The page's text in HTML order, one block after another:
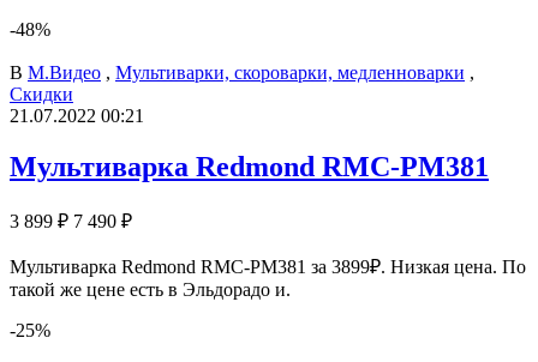
-48%
В М.Видео , Мультиварки, скороварки, медленноварки ,
Скидки
21.07.2022 00:21
Мультиварка Redmond RMC-PM381
3 899 ₽ 7 490 ₽
Мультиварка Redmond RMC-PM381 за 3899₽. Низкая цена. По
такой же цене есть в Эльдорадо и.
-25%